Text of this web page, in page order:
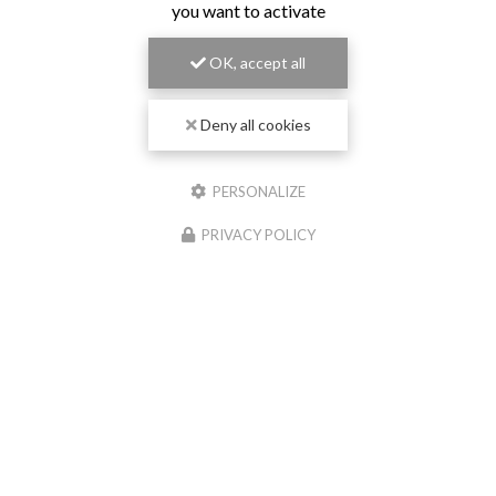
you want to activate
OK, accept all
Deny all cookies
PERSONALIZE
PRIVACY POLICY